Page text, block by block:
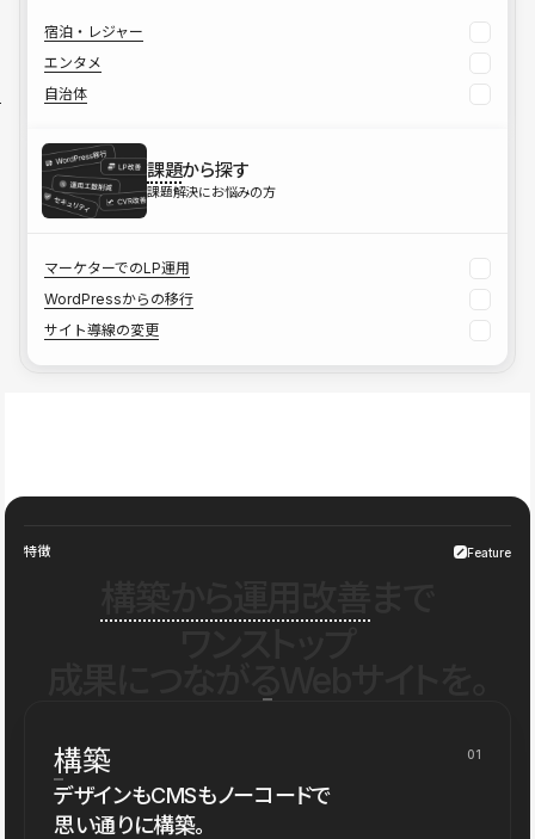
宿泊・レジャー
エンタメ
自治体
課題から探す
課題解決にお悩みの方
マーケターでのLP運用
WordPressからの移行
サイト導線の変更
特徴 Feature
構築 01
デザインもCMSもノーコードで
思い通りに構築。